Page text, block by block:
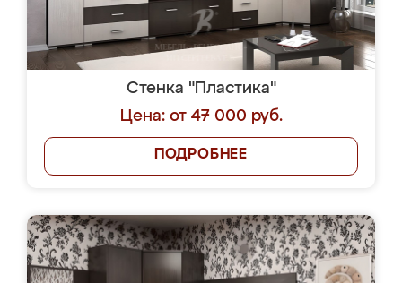
Стенка "Пластика"
Цена: от 47 000 руб.
ПОДРОБНЕЕ